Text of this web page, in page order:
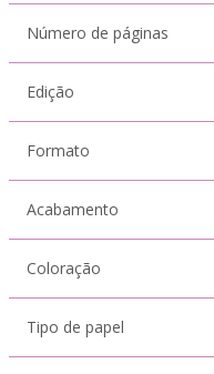
Número de páginas
Edição
Formato
Acabamento
Coloração
Tipo de papel